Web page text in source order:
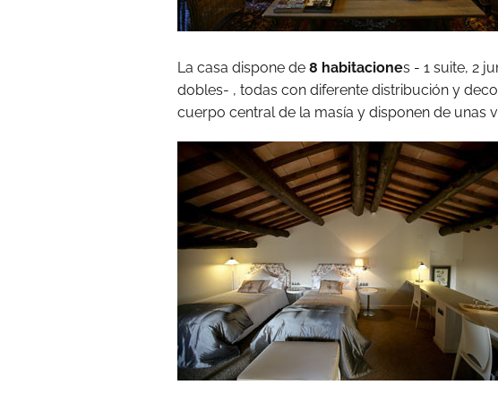
La casa dispone de 8 habitaciones - 1 suite, 2
dobles- , todas con diferente distribución y
cuerpo central de la masía y disponen de unas